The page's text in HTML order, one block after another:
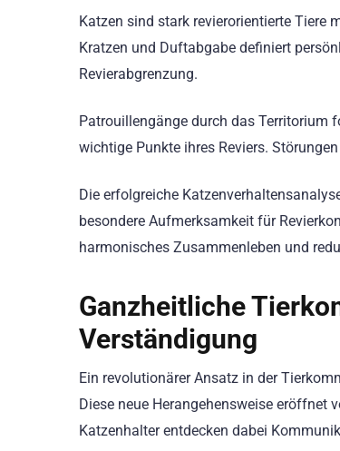
Katzen sind stark revierorientierte Tiere
Kratzen und Duftabgabe definiert
Revierabgrenzung.
Patrouillengänge durch das Territorium
wichtige Punkte ihres Reviers.
Die erfolgreiche
besondere Aufmerksamkeit für
harmonisches Zusammenleben und
Ganzheitliche
Verständigung
Ein revolutionärer Ansatz in der
Diese neue Herangehensweise
Katzenhalter entdecken dabei